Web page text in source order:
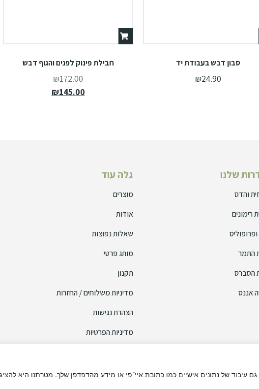
גם עיבוד של נתונים אישיים כמו כתובת איי־פי או מידע מהדפדפן שלך. מטרתנו היא
סבון דבש בעבודת יד
₪24.90
חבילת פינוק לפנים והגוף דבש
₪172.00
₪145.00
שלנו
והדס
רימונים
התמר
הסברס
אננס
גלה עוד
מוצרים
אודות
שאלות נפוצות
מותג פרטי
תקנון
מדיניות משלוחים / החזרות
הצהרת נגישות
מדיניות הפרטיות